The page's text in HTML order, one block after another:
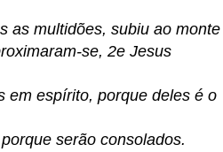
as multidões, subiu ao monte
se, 2e Jesus
em espírito, porque deles é o
serão consolados.